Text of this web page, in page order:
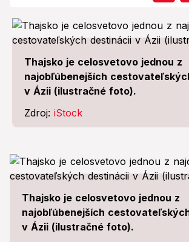
Thajsko je celosvetovo jednou z
najobľúbenejších
v Ázii (ilustračné foto).
Zdroj: iStock
Thajsko je celosvetovo jednou z
najobľúbenejších
v Ázii (ilustračné foto).